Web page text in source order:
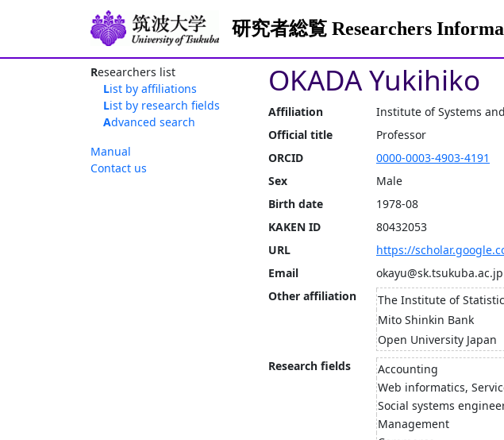
研究者総覧 Researchers
Researchers list
List by affiliations
List by research fields
Advanced search
Manual
Contact us
OKADA Yukihiko
Affiliation
Institute of Systems
Official title
Professor
ORCID
0000-0003-4903-4191
Sex
Male
Birth date
1978-08
KAKEN ID
80432053
URL
https://
Email
okayu@sk.tsukuba.ac.jp
Other affiliation
The Institute of
Mito Shinkin Bank
Open University Japan
Research fields
Accounting
Web informatics,
Social systems
Management